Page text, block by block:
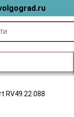
RV49.22.088